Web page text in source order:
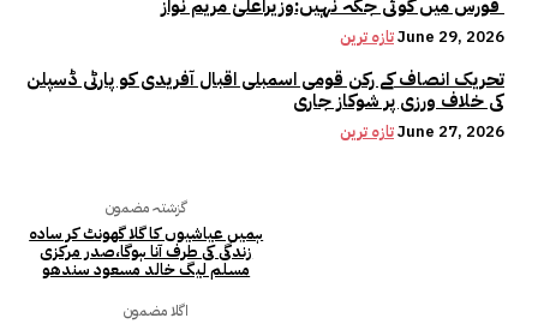
تازہ ترینJune 29, 2026
تحریک انصاف کے رکن قومی اسمبلی اقبال آفریدی کو پارٹی ڈسپلن
کی خلاف ورزی پر شوکاز جاری
تازہ ترینJune 27, 2026
گزشتہ مضمون
ہمیں عیاشیوں کا گلا گھونٹ کر سادہ
زندگی کی طرف آنا ہوگا،صدر مرکزی
مسلم لیگ خالد مسعود سندھو
اگلا مضمون